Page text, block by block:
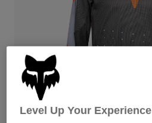
Byxor
Shorts
Jackor
Handskar
Byxor
Handskar
Jackor
Women
T-Shirts & Tops
Sockor
Visa alla
Moto
Level Up Your Experience